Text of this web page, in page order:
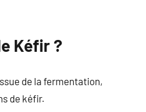
Kéfir ?
de la fermentation,
de kéfir.